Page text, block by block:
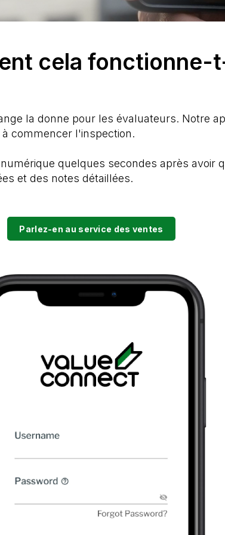
cela fonctionne-
la donne pour les évaluateurs. Notre
commencer l'inspection.
quelques secondes après avoir
et des notes détaillées.
Parlez-en au service des ventes